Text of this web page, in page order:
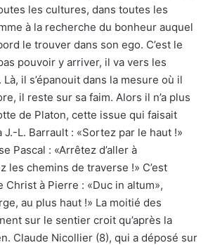
les cultures, dans toutes les
à la recherche du bonheur auquel
le trouver dans son ego. C’est le
pouvoir y arriver, il va vers les
il s’épanouit dans la mesure où il
il reste sur sa faim. Alors il n’a plus
de Platon, cette issue qui faisait
L. Barrault : «Sortez par le haut !»
Pascal : «Arrêtez d’aller à
les chemins de traverse !» C’est
Christ à Pierre : «Duc in altum»,
au plus haut !» La moitié des
sur le sentier croit qu’après la
Claude Nicollier (8), qui a déposé sur